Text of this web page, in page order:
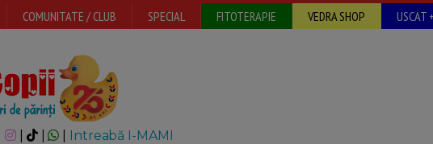
COMUNITATE / CLUB SPECIAL FITOTERAPIE VEDRA SHOP USCAT
| Intreabă I-MAMI